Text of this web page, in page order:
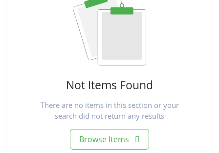
Not Items Found
There are no items in this section or your
search did not return any results
Browse Items